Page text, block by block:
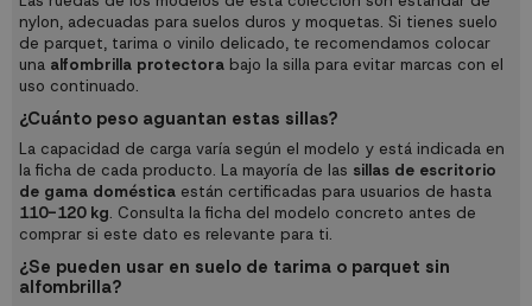
nylon, adecuadas para suelos duros y moquetas. Si tienes suelo
de parquet, tarima o vinilo delicado, te recomendamos colocar
una alfombrilla protectora bajo la silla para evitar marcas con el
uso continuado.
¿Cuánto peso aguantan estas sillas?
La capacidad de carga varía según el modelo y está indicada en
la ficha de cada producto. La mayoría de las sillas de escritorio
de gama doméstica están certificadas para usuarios de hasta
110-120 kg. Consulta la ficha del modelo concreto antes de
comprar si este dato es relevante para ti.
¿Se pueden usar en suelo de tarima o parquet sin
alfombrilla?